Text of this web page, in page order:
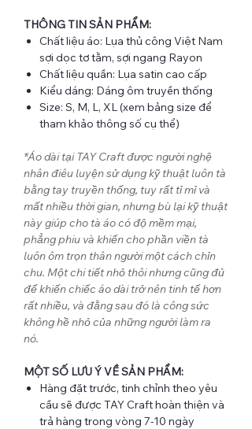
THÔNG TIN SẢN PHẨM:
Chất liệu áo: Lụa thủ công Việt Nam
sợi dọc tơ tằm, sợi ngang Rayon
Chất liệu quần: Lụa satin cao cấp
Kiểu dáng: Dáng ôm truyền thống
Size: S, M, L, XL (xem bảng size để
tham khảo thông số cụ thể)
*Áo dài tại TAY Craft được người nghệ
nhân điêu luyện sử dụng kỹ thuật luôn tà
bằng tay truyền thống, tuy rất tỉ mỉ và
mất nhiều thời gian, nhưng bù lại kỹ thuật
này giúp cho tà áo có độ mềm mại,
phẳng phiu và khiến cho phần viền tà
luôn ôm trọn thân người một cách chỉn
chu. Một chi tiết nhỏ thôi nhưng cũng đủ
để khiến chiếc áo dài trở nên tinh tế hơn
rất nhiều, và đằng sau đó là công sức
không hề nhỏ của những người làm ra
nó.
MỘT SỐ LƯU Ý VỀ SẢN PHẨM:
Hàng đặt trước, tinh chỉnh theo yêu
cầu sẽ được TAY Craft hoàn thiện và
trả hàng trong vòng 7-10 ngày